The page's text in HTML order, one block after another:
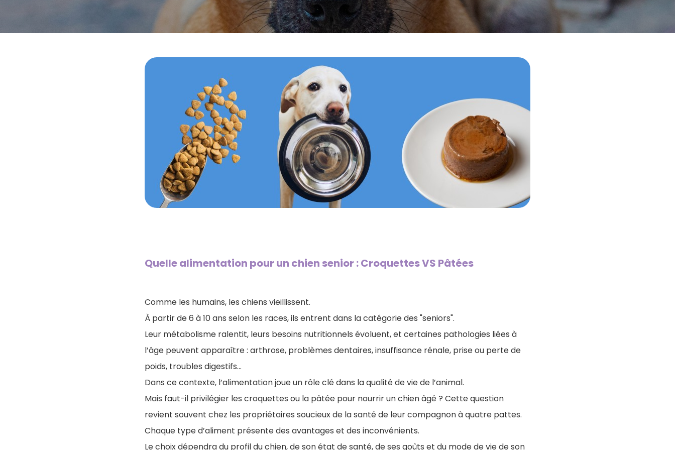
Quelle alimentation pour un chien senior : Croquettes VS Pâtées
Comme les humains, les chiens vieillissent.
À partir de 6 à 10 ans selon les races, ils entrent dans la catégorie des "seniors".
Leur métabolisme ralentit, leurs besoins nutritionnels évoluent, et certaines pathologies liées à
l’âge peuvent apparaître : arthrose, problèmes dentaires, insuffisance rénale, prise ou perte de
poids, troubles digestifs…
Dans ce contexte, l’alimentation joue un rôle clé dans la qualité de vie de l’animal.
Mais faut-il privilégier les croquettes ou la pâtée pour nourrir un chien âgé ? Cette question
revient souvent chez les propriétaires soucieux de la santé de leur compagnon à quatre pattes.
Chaque type d’aliment présente des avantages et des inconvénients.
Le choix dépendra du profil du chien, de son état de santé, de ses goûts et du mode de vie de son